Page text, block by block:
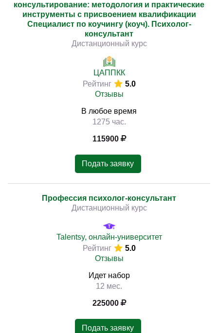
консультирование: методология и практические
инструменты с присвоением квалификации
Специалист по коучингу (коуч). Психолог-
консультант
Дистанционный курс
ЦАППКК
Рейтинг
5.0
Отзывы
В любое время
1275 час.
115900
Подать заявку
Профессия психолог-консультант
Дистанционный курс
Talentsy, онлайн-университет
Рейтинг
5.0
Отзывы
Идет набор
12 мес.
225000
Подать заявку